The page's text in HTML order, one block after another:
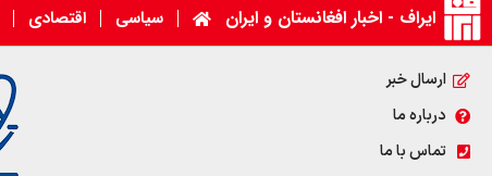
ایراف - اخبار افغانستان و ایران سیاسی اقتصادی
ارسال خبر
درباره ما
تماس با ما